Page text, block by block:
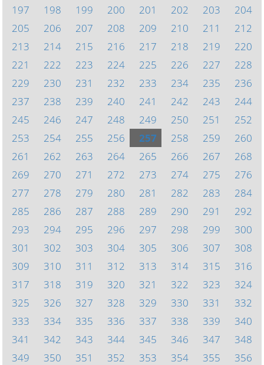
197
198 199 200 201 202 203
204
205
206 207 208 209 210 211
212
213
214 215 216 217 218 219
220
221
222 223 224 225 226 227
228
229
230 231 232 233 234 235
236
237
238 239 240 241 242 243
244
245
246 247 248 249 250 251
252
253
254 255 256 257 258 259
260
261
262 263 264 265 266 267
268
269
270 271 272 273 274 275
276
277
278 279 280 281 282 283
284
285
286 287 288 289 290 291
292
293
294 295 296 297 298 299
300
301
302 303 304 305 306 307
308
309
310 311 312 313 314 315
316
317
318 319 320 321 322 323
324
325
326 327 328 329 330 331
332
333
334 335 336 337 338 339
340
341
342 343 344 345 346 347
348
349
350 351 352 353 354 355 356